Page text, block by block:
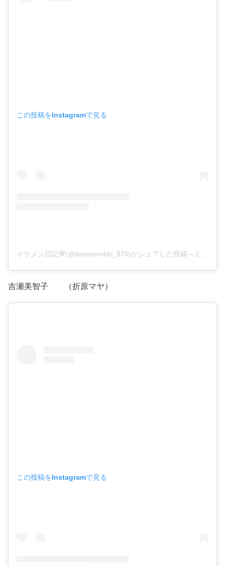
この投稿をInstagramで見る
イケメン日記💙(@ikemennikki_876)がシェアした投稿 – 2020年 7月月15日午後8時38分PDT
吉瀬美智子 （折原マヤ）
この投稿をInstagramで見る